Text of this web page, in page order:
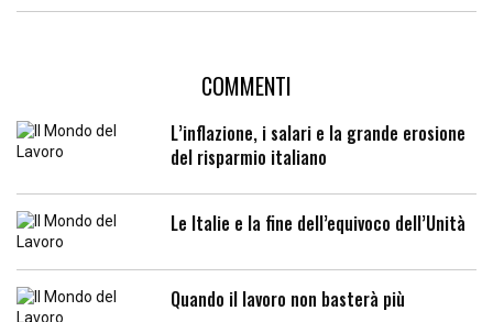
COMMENTI
L’inflazione, i salari e la grande erosione
del risparmio italiano
Le Italie e la fine dell’equivoco dell’Unità
Quando il lavoro non basterà più